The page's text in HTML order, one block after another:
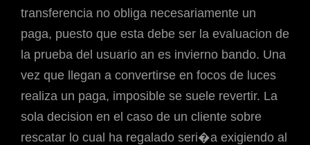
transferencia no obliga necesariamente un
paga, puesto que esta debe ser la evaluacion de
la prueba del usuario an es invierno bando. Una
vez que llegan a convertirse en focos de luces
realiza un paga, imposible se suele revertir. La
sola decision en el caso de un cliente sobre
rescatar lo cual ha regalado seri�a exigiendo al